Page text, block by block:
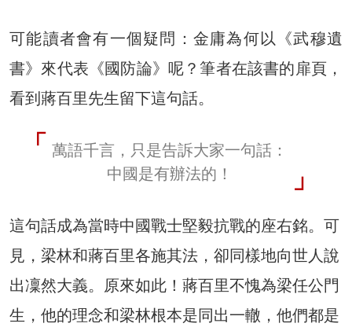
可能讀者會有一個疑問：金庸為何以《武穆遺
書》來代表《國防論》呢？筆者在該書的扉頁，
看到蔣百里先生留下這句話。
萬語千言，只是告訴大家一句話：
中國是有辦法的！
這句話成為當時中國戰士堅毅抗戰的座右銘。可
見，梁林和蔣百里各施其法，卻同樣地向世人說
出凜然大義。原來如此！蔣百里不愧為梁任公門
生，他的理念和梁林根本是同出一轍，他們都是